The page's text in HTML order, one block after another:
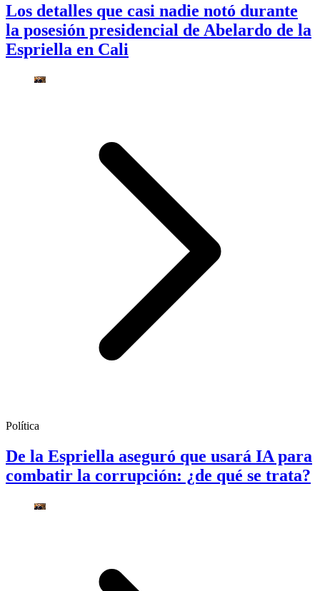
Los detalles que casi nadie notó durante
la posesión presidencial de Abelardo de la
Espriella en Cali
Política
De la Espriella aseguró que usará IA para
combatir la corrupción: ¿de qué se trata?